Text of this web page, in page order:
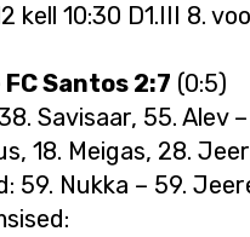
kell 10:30 D1.III 8.
FC Santos 2:7 (0:5)
Savisaar, 55. Alev
18. Meigas, 28.
59. Nukka – 59.